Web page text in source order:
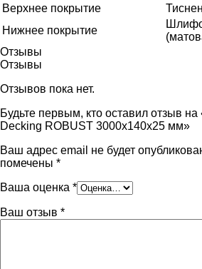
Верхнее покрытие
Нижнее покрытие
Отзывы
Отзывы
Отзывов пока нет.
Будьте первым, кто оставил отзыв
Decking ROBUST 3000х140х25 мм»
Ваш адрес email не будет
помечены *
Ваша оценка *
Ваш отзыв *